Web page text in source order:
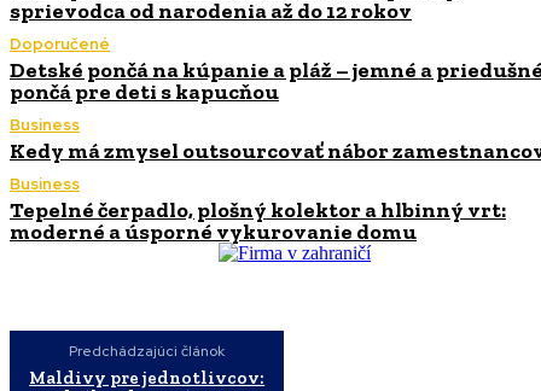
sprievodca od narodenia až do 12 rokov
Doporučené
Detské pončá na kúpanie a pláž – jemné a
pončá pre deti s kapucňou
Business
Kedy má zmysel outsourcovať nábor
Business
Tepelné čerpadlo, plošný kolektor a hlbinný vrt:
moderné a úsporné vykurovanie domu
Predchádzajúci článok
Maldivy pre jednotlivcov: